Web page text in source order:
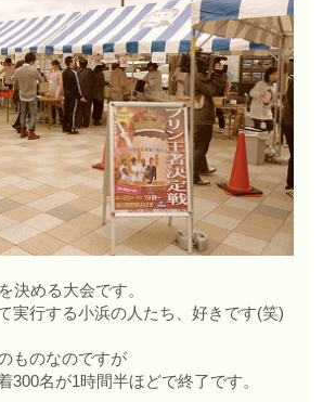
める大会です。
実行する小浜の人たち、好きです(笑)
ものなのですが
300名が1時間半ほどで終了です。